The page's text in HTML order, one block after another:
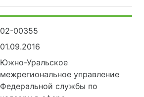
02-00355
01.09.2016
Южно-Уральское
межрегиональное управление
Федеральной службы по